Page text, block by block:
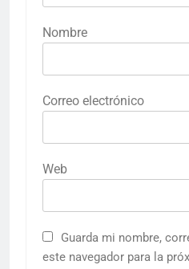
Nombre
Correo electrónico
Web
Guarda mi nombre,
este navegador para la